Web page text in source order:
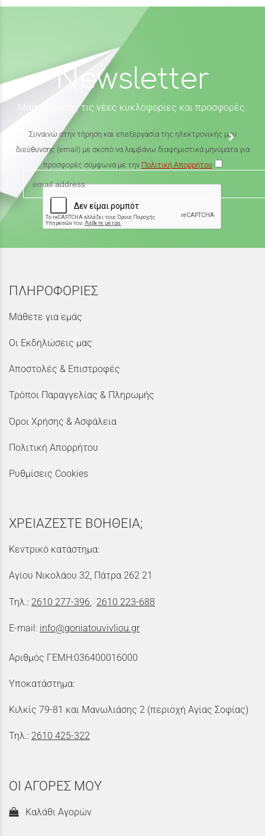
Newsletter
Μάθε πρώτος τις νέες κυκλοφορίες και προσφορές.
Συναινώ στην τήρηση και επεξεργασία της ηλεκτρονικής μου
διεύθυνσης (email) με σκοπό να λαμβάνω διαφημιστικά μηνύματα για
προσφορές σύμφωνα με την Πολιτική Απορρήτου
ΠΛΗΡΟΦΟΡΙΕΣ
Μάθετε για εμάς
Οι Εκδηλώσεις μας
Αποστολές & Επιστροφές
Τρόποι Παραγγελίας & Πληρωμής
Όροι Χρήσης & Ασφάλεια
Πολιτική Απορρήτου
Ρυθμίσεις Cookies
ΧΡΕΙΑΖΕΣΤΕ ΒΟΗΘΕΙΑ;
Κεντρικό κατάστημα:
Αγίου Νικολάου 32, Πάτρα 262 21
Τηλ.: 2610 277-396 2610 223-688
E-mail: info@goniatouvivliou.gr
Αριθμός ΓΕΜΗ:036400016000
Υποκατάστημα:
Κιλκίς 79-81 και Μανωλιάσης 2 (περιοχή Αγίας Σοφίας)
Τηλ.: 2610 425-322
ΟΙ ΑΓΟΡΕΣ ΜΟΥ
Καλάθι Αγορών